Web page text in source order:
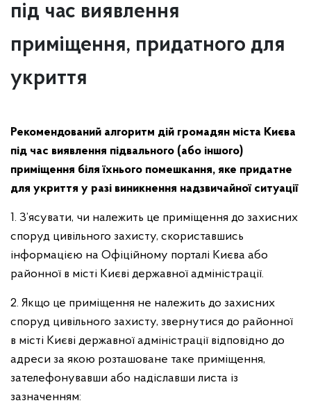
під час виявлення
приміщення, придатного для
укриття
Рекомендований алгоритм дій громадян міста Києва
під час виявлення підвального (або іншого)
приміщення біля їхнього помешкання, яке придатне
для укриття у разі виникнення надзвичайної ситуації
1. З’ясувати, чи належить це приміщення до захисних
споруд цивільного захисту, скориставшись
інформацією на Офіційному порталі Києва або
районної в місті Києві державної адміністрації.
2. Якщо це приміщення не належить до захисних
споруд цивільного захисту, звернутися до районної
в місті Києві державної адміністрації відповідно до
адреси за якою розташоване таке приміщення,
зателефонувавши або надіславши листа із
зазначенням: